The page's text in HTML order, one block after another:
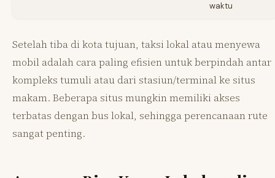
waktu
Setelah tiba di kota tujuan, taksi lokal atau menyewa
mobil adalah cara paling efisien untuk berpindah antar
kompleks tumuli atau dari stasiun/terminal ke situs
makam. Beberapa situs mungkin memiliki akses
terbatas dengan bus lokal, sehingga perencanaan rute
sangat penting.